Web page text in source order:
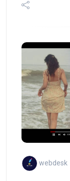
webdesk